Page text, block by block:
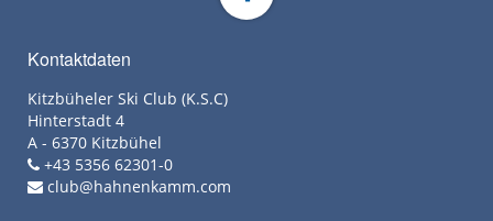
Kontaktdaten
Kitzbüheler Ski Club (K.S.C)
Hinterstadt 4
A - 6370 Kitzbühel
+43 5356 62301-0
club@hahnenkamm.com